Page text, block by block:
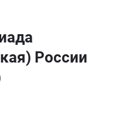
России